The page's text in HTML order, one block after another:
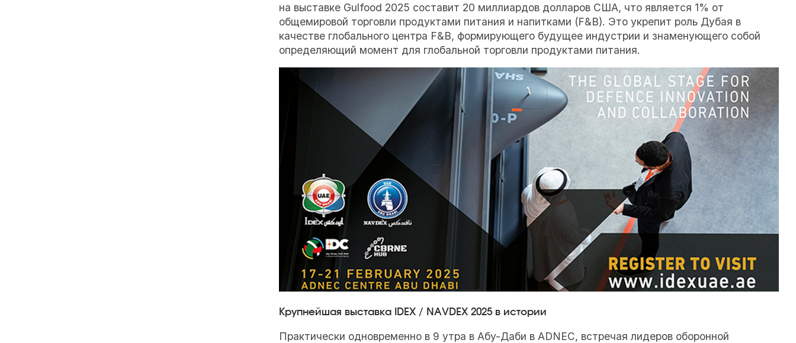
на выставке Gulfood 2025 составит 20 миллиардов долларов США, что является 1% от
общемировой торговли продуктами питания и напитками (F&B). Это укрепит роль Дубая в
качестве глобального центра F&B, формирующего будущее индустрии и знаменующего собой
определяющий момент для глобальной торговли продуктами питания.
Крупнейшая выставка IDEX / NAVDEX 2025 в истории
Практически одновременно в 9 утра в Абу-Даби в ADNEC, встречая лидеров оборонной